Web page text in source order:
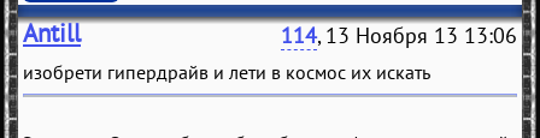
Antill 114, 13 Ноября 13 13:06
изобрети гипердрайв и лети в космос их искать